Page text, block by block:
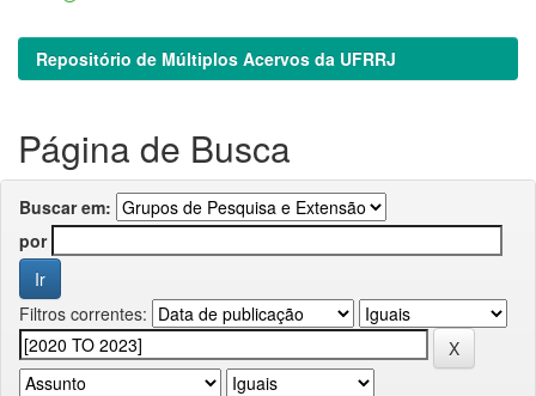
Repositório de Múltiplos Acervos da UFRRJ
Página de Busca
Buscar em:
por
Filtros correntes: